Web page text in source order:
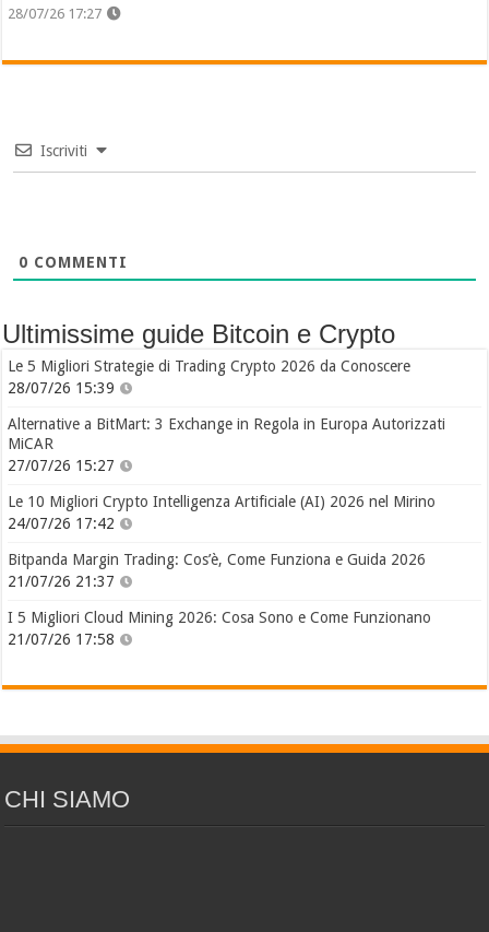
28/07/26 17:27
Iscriviti
0 COMMENTI
Ultimissime guide Bitcoin e Crypto
Le 5 Migliori Strategie di Trading Crypto 2026 da Conoscere
28/07/26 15:39
Alternative a BitMart: 3 Exchange in Regola in Europa Autorizzati
MiCAR
27/07/26 15:27
Le 10 Migliori Crypto Intelligenza Artificiale (AI) 2026 nel Mirino
24/07/26 17:42
Bitpanda Margin Trading: Cos’è, Come Funziona e Guida 2026
21/07/26 21:37
I 5 Migliori Cloud Mining 2026: Cosa Sono e Come Funzionano
21/07/26 17:58
CHI SIAMO